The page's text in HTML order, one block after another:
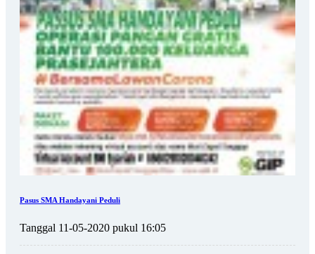
Pasus SMA Handayani Peduli
Tanggal 11-05-2020 pukul 16:05